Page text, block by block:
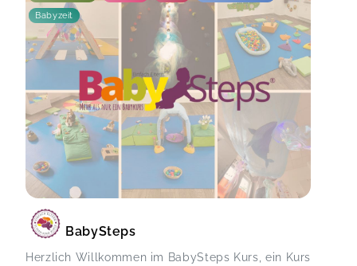
Babyzeit
BabySteps
Herzlich Willkommen im BabySteps Kurs, ein Kurs